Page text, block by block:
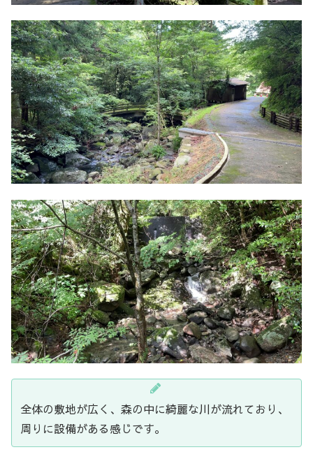
全体の敷地が広く、森の中に綺麗な川が流れており、
周りに設備がある感じです。